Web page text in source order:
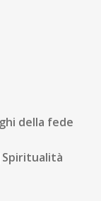
della fede